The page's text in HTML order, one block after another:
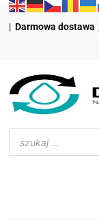
|Darmowa dostawa